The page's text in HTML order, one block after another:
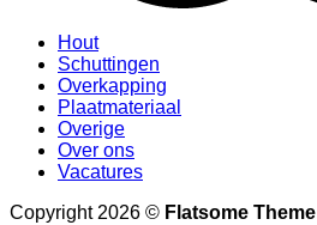
Hout
Schuttingen
Overkapping
Plaatmateriaal
Overige
Over ons
Vacatures
Copyright 2026 © Flatsome Theme